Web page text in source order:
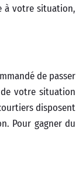
à votre situation,
de passer
votre situation
disposent
Pour gagner du